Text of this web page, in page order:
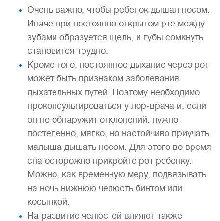
Очень важно, чтобы ребенок дышал носом.
Иначе при постоянно открытом рте между
зубами образуется щель, и губы сомкнуть
становится трудно.
Кроме того, постоянное дыхание через рот
может быть признаком заболевания
дыхательных путей. Поэтому необходимо
проконсультироваться у лор-врача и, если
он не обнаружит отклонений, нужно
постепенно, мягко, но настойчиво приучать
малыша дышать носом. Для этого во время
сна осторожно прикройте рот ребенку.
Можно, как временную меру, подвязывать
на ночь нижнюю челюсть бинтом или
косынкой.
На развитие челюстей влияют также